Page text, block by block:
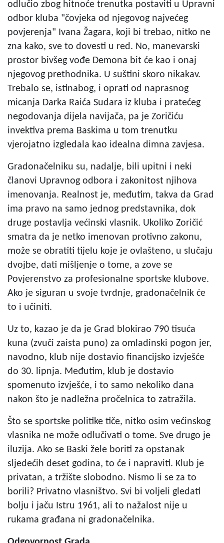
odlučio zbog hitnoće trenutka postaviti u Upravni
odbor kluba "čovjeka od njegovog najvećeg
povjerenja" Ivana Žagara, koji bi trebao, nitko ne
zna kako, sve to dovesti u red. No, manevarski
prostor bivšeg vođe Demona bit će kao i onaj
njegovog prethodnika. U suštini skoro nikakav.
Trebalo se, istinabog, i oprati od naprasnog
micanja Darka Raića Sudara iz kluba i pratećeg
negodovanja dijela navijača, pa je Zoričiću
invektiva prema Baskima u tom trenutku
vjerojatno izgledala kao idealna dimna zavjesa.
Gradonačelniku su, nadalje, bili upitni i neki
članovi Upravnog odbora i zakonitost njihova
imenovanja. Realnost je, međutim, takva da Grad
ima pravo na samo jednog predstavnika, dok
druge postavlja većinski vlasnik. Ukoliko Zoričić
smatra da je netko imenovan protivno zakonu,
može se obratiti tijelu koje je ovlašteno, u slučaju
dvojbe, dati mišljenje o tome, a zove se
Povjerenstvo za profesionalne sportske klubove.
Ako je siguran u svoje tvrdnje, gradonačelnik će
to i učiniti.
Uz to, kazao je da je Grad blokirao 790 tisuća
kuna (zvuči zaista puno) za omladinski pogon jer,
navodno, klub nije dostavio financijsko izvješće
do 30. lipnja. Međutim, klub je dostavio
spomenuto izvješće, i to samo nekoliko dana
nakon što je nadležna pročelnica to zatražila.
Što se sportske politike tiče, nitko osim većinskog
vlasnika ne može odlučivati o tome. Sve drugo je
iluzija. Ako se Baski žele boriti za opstanak
sljedećih deset godina, to će i napraviti. Klub je
privatan, a tržište slobodno. Nismo li se za to
borili? Privatno vlasništvo. Svi bi voljeli gledati
bolju i jaču Istru 1961, ali to nažalost nije u
rukama građana ni gradonačelnika.